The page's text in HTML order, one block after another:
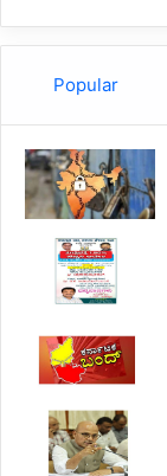
Popular